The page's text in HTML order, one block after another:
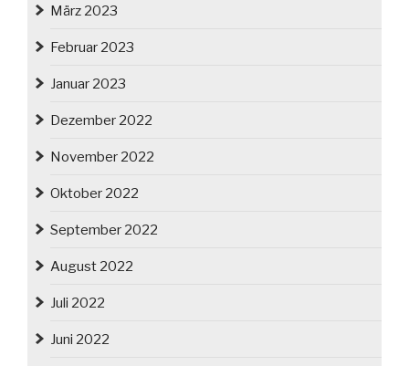
März 2023
Februar 2023
Januar 2023
Dezember 2022
November 2022
Oktober 2022
September 2022
August 2022
Juli 2022
Juni 2022